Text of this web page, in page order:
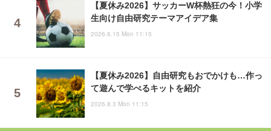
【夏休み2026】サッカーW杯熱狂の今！小学
生向け自由研究テーマアイデア集
2026.6.15 Mon 11:15
【夏休み2026】自由研究もおでかけも…作っ
て遊んで学べるキットを紹介
2026.8.3 Mon 11:15